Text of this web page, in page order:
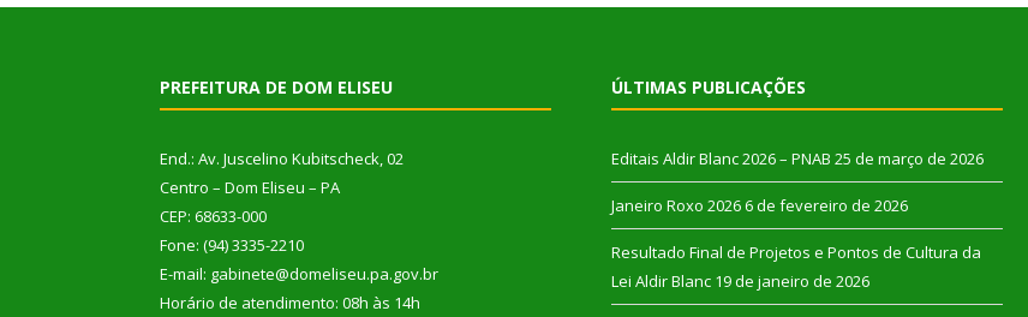
PREFEITURA DE DOM ELISEU
End.: Av. Juscelino Kubitscheck, 02
Centro – Dom Eliseu – PA
CEP: 68633-000
Fone: (94) 3335-2210
E-mail: gabinete@domeliseu.pa.gov.br
Horário de atendimento: 08h às 14h
ÚLTIMAS PUBLICAÇÕES
Editais Aldir Blanc 2026 – PNAB 25 de março de 2026
Janeiro Roxo 2026 6 de fevereiro de 2026
Resultado Final de Projetos e Pontos de Cultura da
Lei Aldir Blanc 19 de janeiro de 2026